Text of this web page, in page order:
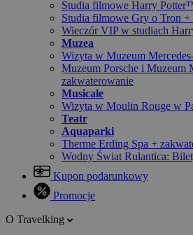
Studia filmowe Harry
Studia filmowe Gry o Tron +
Wieczór VIP w studiach
Muzea
Wizyta w Muzeum
Muzeum Porsche i Muzeum
zakwaterowanie
Musicale
Wizyta w Moulin Rouge w
Teatr
Aquaparki
Therme Erding Spa +
Wodny Świat Rulantica:
Kupon podarunkowy
Promocje
O Travelking